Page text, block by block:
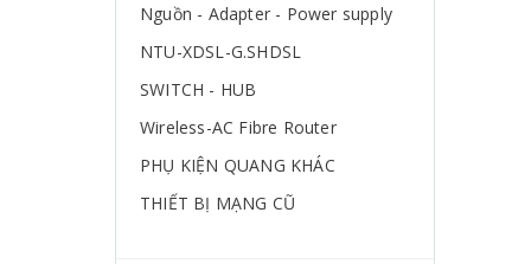
Nguồn - Adapter - Power supply
NTU-XDSL-G.SHDSL
SWITCH - HUB
Wireless-AC Fibre Router
PHỤ KIỆN QUANG KHÁC
THIẾT BỊ MẠNG CŨ